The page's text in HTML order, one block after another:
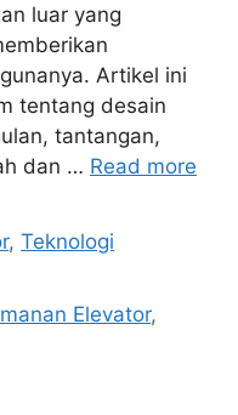
luar yang
Artikel ini
tentang desain
tantangan,
dan … Read more
,Teknologi
Elevator,